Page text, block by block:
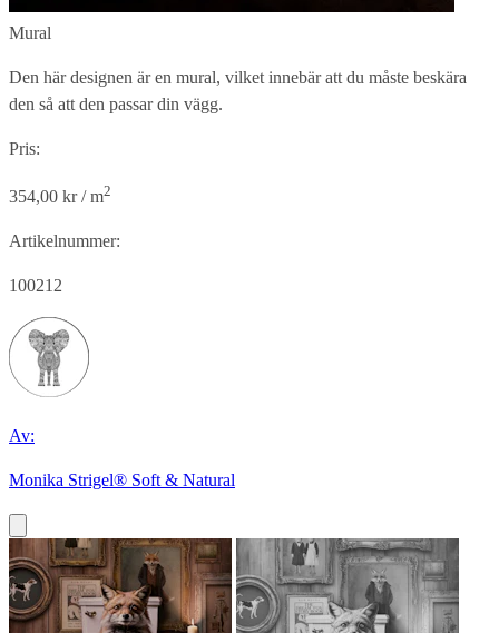
Mural
Den här designen är en mural, vilket innebär att du måste beskära
den så att den passar din vägg.
Pris:
354,00 kr / m2
Artikelnummer:
100212
Av:
Monika Strigel® Soft & Natural